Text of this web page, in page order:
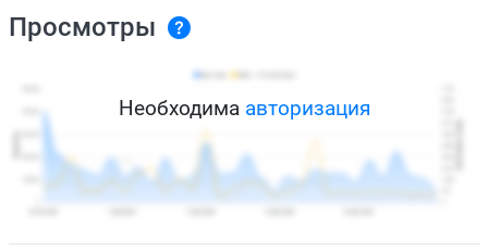
Просмотры
Необходима авторизация